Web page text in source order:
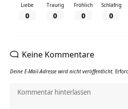
Liebe
0
Traurig
0
Fröhlich
0
Schläfrig
0
Keine Kommentare
Deine E-Mail-Adresse wird nicht veröffentlicht.